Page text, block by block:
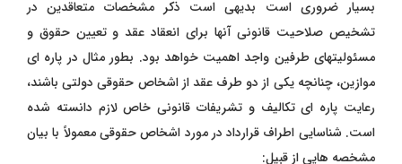
بسیار ضروری است بدیهی است ذکر مشخصات متعاقدین در
تشخیص صلاحیت قانونی آنها برای انعقاد عقد و تعیین حقوق و
مسئولیتهای طرفین واجد اهمیت خواهد بود. بطور مثال در پاره ای
موازین، چنانچه یکی از دو طرف عقد از اشخاص حقوقی دولتی باشند،
رعایت پاره ای تکالیف و تشریفات قانونی خاص لازم دانسته شده
است. شناسایی اطراف قرارداد در مورد اشخاص حقوقی معمولاً با بیان
مشخصه هایی از قبیل: